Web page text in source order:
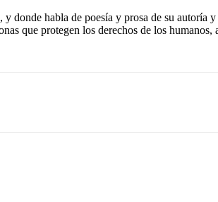
donde habla de poesía y prosa de su autoría
que protegen los derechos de los humanos,